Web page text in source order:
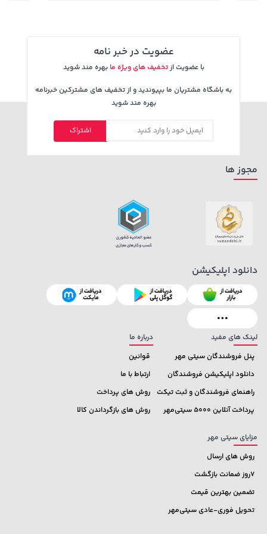
خرید 1,109,000 تومان
141,000 تومان
165,900
خرید 2,729,000 تومان
عضویت در خبر نامه
با عضویت ازتخفیف های ویژه ما بهره مند شوید
به باشگاه مشتریان ما بپیوندید و از تخفیف های مشترکین خبرنامه
بهره مند شوید
اشتراک
لینک های مفید
پنل فروشندگان سیتی مهر
دانلود اپلیکیشن فروشندگان
راهنمای فروشندگان و ثبت تیکت
پرداخت آنلاین 5000 سیتی‌مهر
درباره ما
قوانین
ارتباط با ما
روش های پرداخت
روش های بازگرداندن کالا
مزایای سیتی مهر
روش های ارسال
7روز ضمانت بازگشت
تضمین بهترین قیمت
تحویل فوری-عادی سیتی‌مهر
مجوز ها
دانلود اپلیکیشن